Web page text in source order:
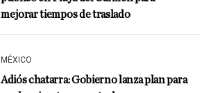
mejorar tiempos de traslado
MÉXICO
Adiós chatarra: Gobierno lanza plan para